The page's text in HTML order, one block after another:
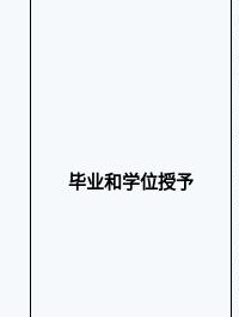
毕业和学位授予